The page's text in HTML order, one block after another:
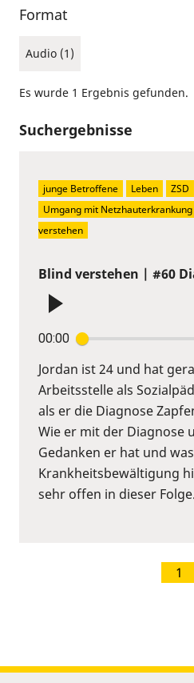
Format
Audio (1)
Es wurde 1 Ergebnis gefunden.
Suchergebnisse
Blind verstehen | #60
00:00
Jordan ist 24 und hat
Arbeitsstelle als
als er die Diagnose
Wie er mit der Diagnose
Gedanken er hat und
Krankheitsbewältigung
sehr offen in dieser Folge.
junge Betroffene Leben ZSD
Umgang mit Netzhauterkrankung
verstehen
1